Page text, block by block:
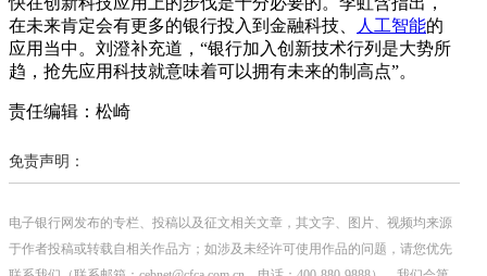
在未来肯定会有更多的银行投入到金融科技、
人工智能的
应用当中。刘澄补充道，“银行加入创新技术行列是大势所
趋，抢先应用科技就意味着可以拥有未来的制高点”。
责任编辑：松崎
免责声明：
电子银行网发布的专栏、投稿以及征文相关文章，其文字、图片、视频均来源
于作者投稿或转载自相关作品方；如涉及未经许可使用作品的问题，请您优先